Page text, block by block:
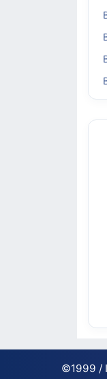
©1999 /